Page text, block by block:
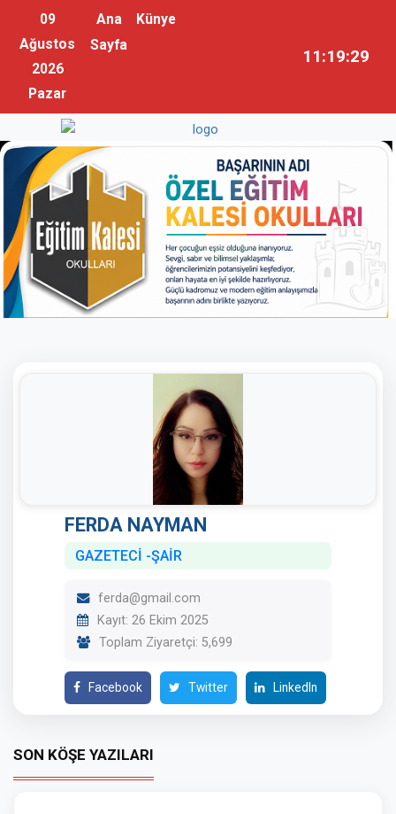
09
Ağustos
2026
Pazar
Ana
Sayfa
Künye
11:19:30
FERDA NAYMAN
GAZETECİ -ŞAİR
ferda@gmail.com
Kayıt: 26 Ekim 2025
Toplam Ziyaretçi: 5,699
Facebook Twitter LinkedIn
SON KÖŞE YAZILARI